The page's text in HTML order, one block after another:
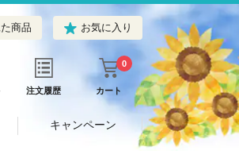
商品 お気に入り
注文履歴 カート
0
キャンペーン